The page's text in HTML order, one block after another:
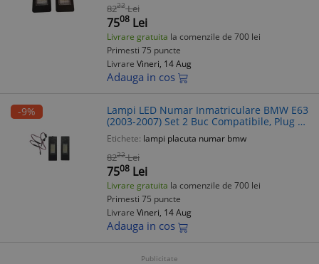
8222 Lei
7508 Lei
Livrare gratuita la comenzile de 700 lei
Primesti 75 puncte
Livrare Vineri, 14 Aug
Adauga in cos
-9%
Lampi LED Numar Inmatriculare BMW E63
(2003-2007) Set 2 Buc Compatibile, Plug &
Play, Fara Eroare
Etichete: lampi placuta numar bmw
8222 Lei
7508 Lei
Livrare gratuita la comenzile de 700 lei
Primesti 75 puncte
Livrare Vineri, 14 Aug
Adauga in cos
Publicitate